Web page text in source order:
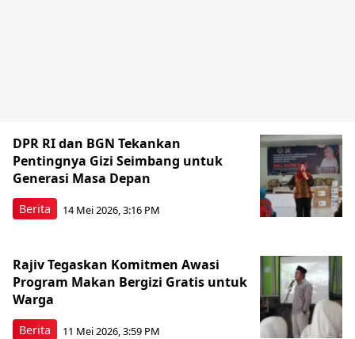
Berita
DPR RI dan BGN Tekankan
Pentingnya Gizi Seimbang untuk
Generasi Masa Depan
14 Mei 2026, 3:16 PM
Berita
Rajiv Tegaskan Komitmen Awasi
Program Makan Bergizi Gratis untuk
Warga
11 Mei 2026, 3:59 PM